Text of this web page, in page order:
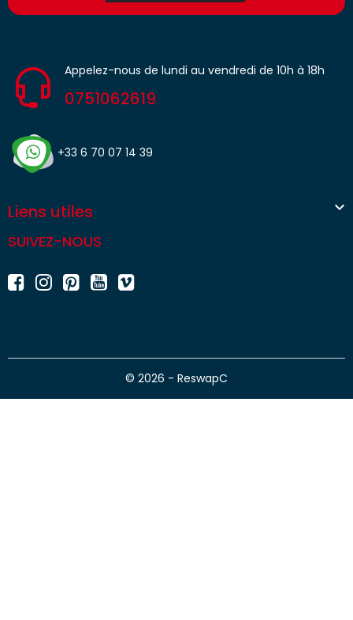
Appelez-nous de lundi au vendredi de 10h à 18h
0751062619
+33 6 70 07 14 39
Liens utiles 
SUIVEZ-NOUS
© 2026 - ReswapC